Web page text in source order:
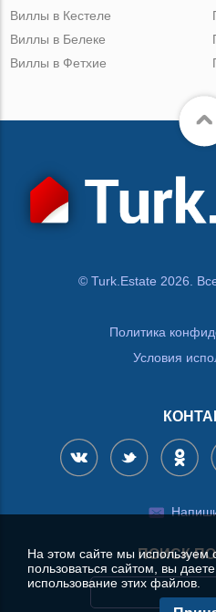
Виллы в Кестеле
Виллы в Белеке
Виллы в Фетхие
© Turk.Estate 2026.
Политика
Условия
ПОИСК
На этом сайте мы
пользоваться сайтом, вы
использование этих файлов.